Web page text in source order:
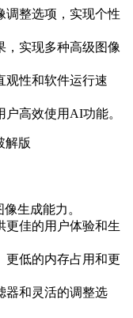
整选项，实现个性
，实现多种高级图像
观性和软件运行速
高效使用AI功能。
生成能力。
供更佳的用户体验和生
、更低的内存占用和更
器和灵活的调整选